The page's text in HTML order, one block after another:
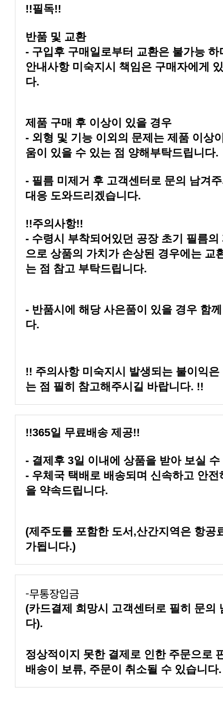
!!필독!!
반품 및 교환
다.
제품 구매 후 이상이 있을 경우
움이 있을 수 있는 점 양해부탁드립니다.
대응 도와드리겠습니다.
!!주의사항!!
는 점 참고 부탁드립니다.
다.
는 점 필히 참고해주시길 바랍니다. !!
!!365일 무료배송 제공!!
- 결제후 3일 이내에 상품을 받아 보실
을 약속드립니다.
가됩니다.)
-무통장입금
다).
배송이 보류, 주문이 취소될 수 있습니다.